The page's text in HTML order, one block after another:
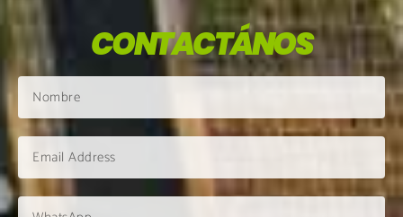
CONTACTÁNOS